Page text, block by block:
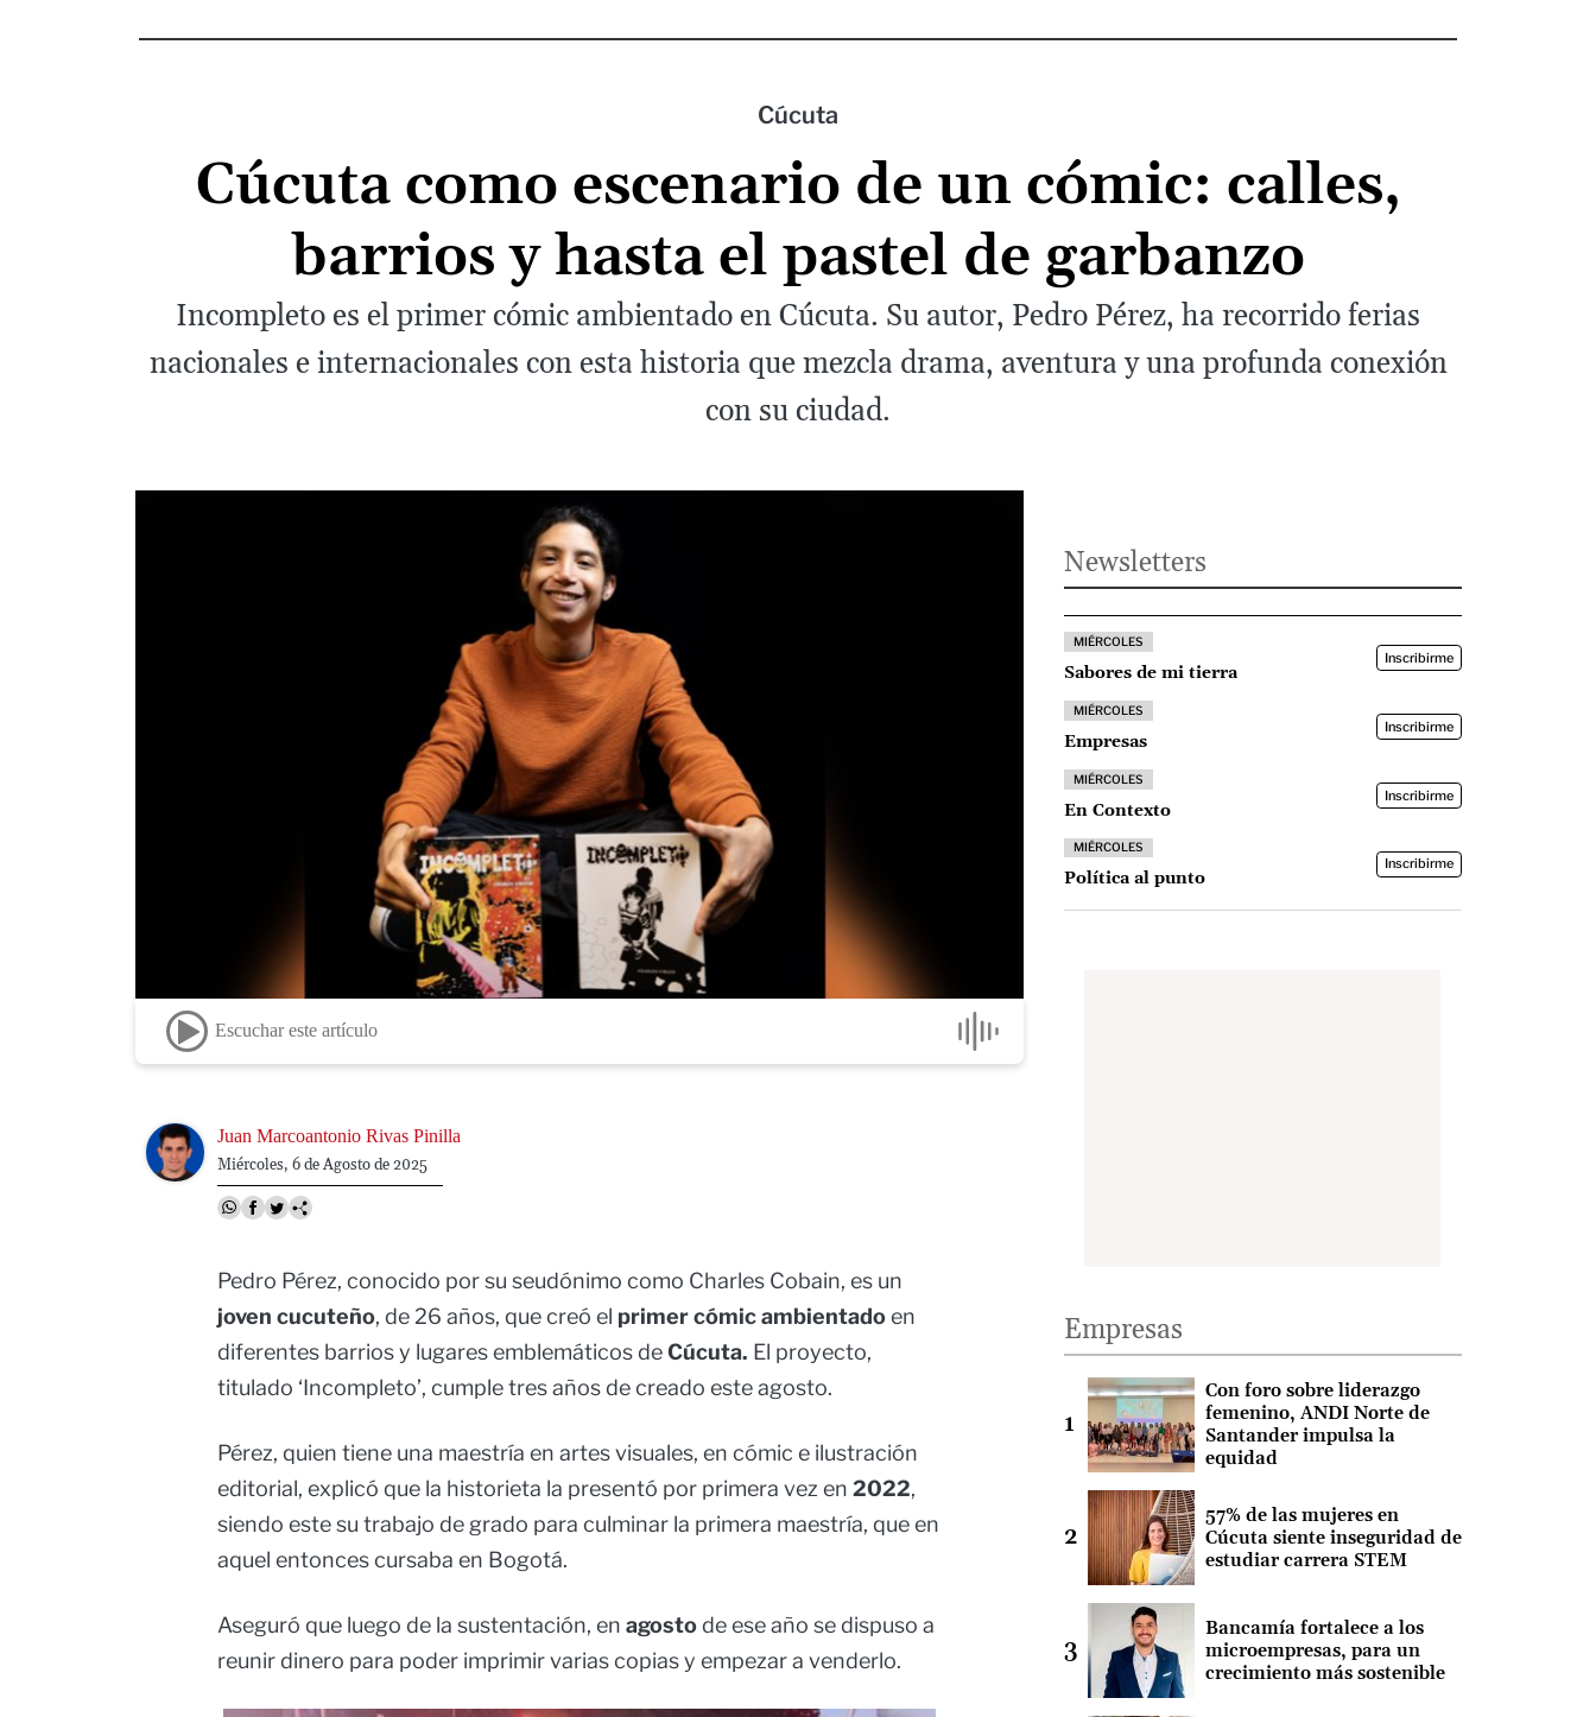
Cúcuta
Cúcuta como escenario de un cómic: calles,
barrios y hasta el pastel de garbanzo
Incompleto es el primer cómic ambientado en Cúcuta. Su autor, Pedro Pérez, ha recorrido ferias
nacionales e internacionales con esta historia que mezcla drama, aventura y una profunda conexión
con su ciudad.
Escuchar este artículo
Image Juan Marcoantonio Rivas Pinilla
Miércoles, 6 de Agosto de 2025
Pedro Pérez, conocido por su seudónimo como Charles Cobain, es un
joven cucuteño, de 26 años, que creó el primer cómic ambientadoen
diferentes barrios y lugares emblemáticos deCúcuta. El proyecto,
titulado ‘Incompleto’, cumple tres años de creado este agosto.
Pérez, quien tiene una maestría en artes visuales, en cómic e ilustración
editorial, explicó que la historieta la presentó por primera vez en 2022,
siendo este su trabajo de grado para culminar la primera maestría, que en
aquel entonces cursaba en Bogotá.
Aseguró que luego de la sustentación, en agostode ese año se dispuso a
reunir dinero para poder imprimir varias copias y empezar a venderlo.
Newsletters
MIÉRCOLES
Sabores de mi tierra
Inscribirme
MIÉRCOLES
Empresas
Inscribirme
MIÉRCOLES
En Contexto
Inscribirme
MIÉRCOLES
Política al punto
Inscribirme
Empresas
Con foro sobre liderazgo
femenino, ANDI Norte de
Santander impulsa la
equidad
57% de las mujeres en
Cúcuta siente inseguridad de
estudiar carrera STEM
Bancamía fortalece a los
microempresas, para un
crecimiento más sostenible